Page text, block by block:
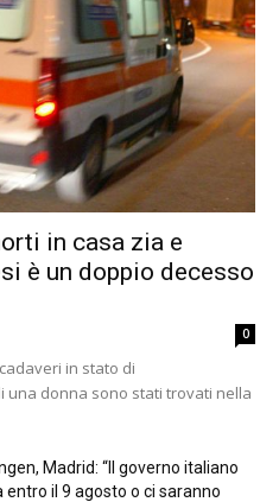
in casa zia e
è un doppio decesso
0
in stato di
una donna sono stati trovati nella
Madrid: “Il governo italiano
entro il 9 agosto o ci saranno